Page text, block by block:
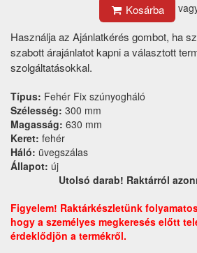
Kosárba
Használja az Ajánlatkérés gombot, ha
szabott árajánlatot kapni a választott
szolgáltatásokkal.
Típus: Fehér Fix szúnyogháló
Szélesség: 300 mm
Magasság: 630 mm
Keret: fehér
Háló: üvegszálas
Állapot: új
Utolsó darab! Raktárról
Figyelem! Raktárkészletünk
hogy a személyes megkeresés előtt
érdeklődjön a termékről.